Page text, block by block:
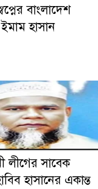
বাংলাদেশ
হাসান
লীগের সাবেক
হাসানের একান্ত